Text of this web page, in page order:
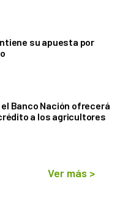
su apuesta por
Banco Nación ofrecerá
a los agricultores
Ver más >